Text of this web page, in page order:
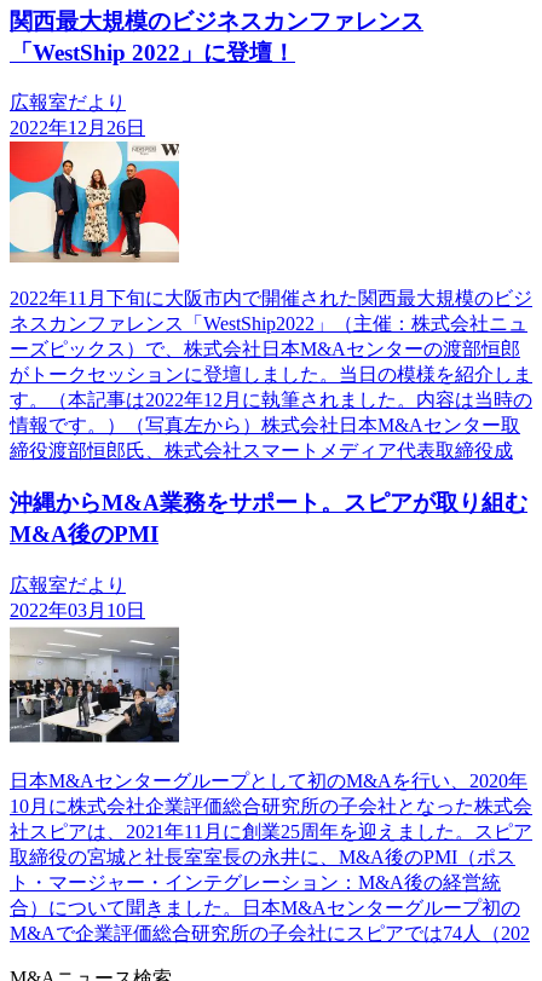
関西最大規模のビジネスカンファレンス
「WestShip 2022」に登壇！
広報室だより
2022年12月26日
2022年11月下旬に大阪市内で開催された関西最大規模のビジ
ネスカンファレンス「WestShip2022」（主催：株式会社ニュ
ーズピックス）で、株式会社日本M&Aセンターの渡部恒郎
がトークセッションに登壇しました。当日の模様を紹介しま
す。（本記事は2022年12月に執筆されました。内容は当時の
情報です。）（写真左から）株式会社日本M&Aセンター取
締役渡部恒郎氏、株式会社スマートメディア代表取締役成
沖縄からM&A業務をサポート。スピアが取り組む
M&A後のPMI
広報室だより
2022年03月10日
日本M&Aセンターグループとして初のM&Aを行い、2020年
10月に株式会社企業評価総合研究所の子会社となった株式会
社スピアは、2021年11月に創業25周年を迎えました。スピア
取締役の宮城と社長室室長の永井に、M&A後のPMI（ポス
ト・マージャー・インテグレーション：M&A後の経営統
合）について聞きました。日本M&Aセンターグループ初の
M&Aで企業評価総合研究所の子会社にスピアでは74人（202